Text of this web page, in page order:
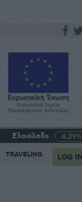
Ελαιόλαδο 4,39%
TRAVELING LOG IN